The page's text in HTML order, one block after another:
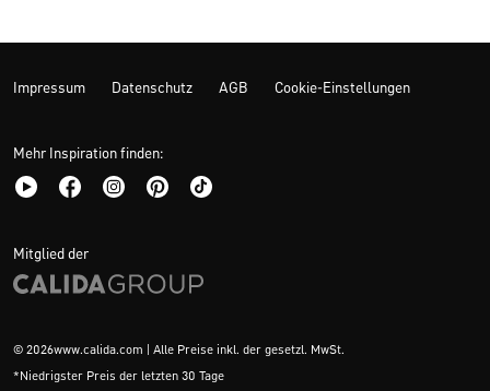
Impressum Datenschutz AGB Cookie-Einstellungen
Mehr Inspiration finden:
Mitglied der
© 2026www.calida.com | Alle Preise inkl. der gesetzl. MwSt.
*Niedrigster Preis der letzten 30 Tage